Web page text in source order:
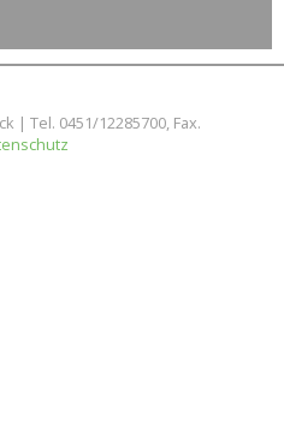
| Tel. 0451/12285700, Fax.